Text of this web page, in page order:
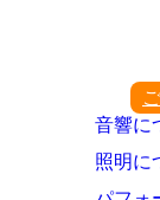
音響に
照明に